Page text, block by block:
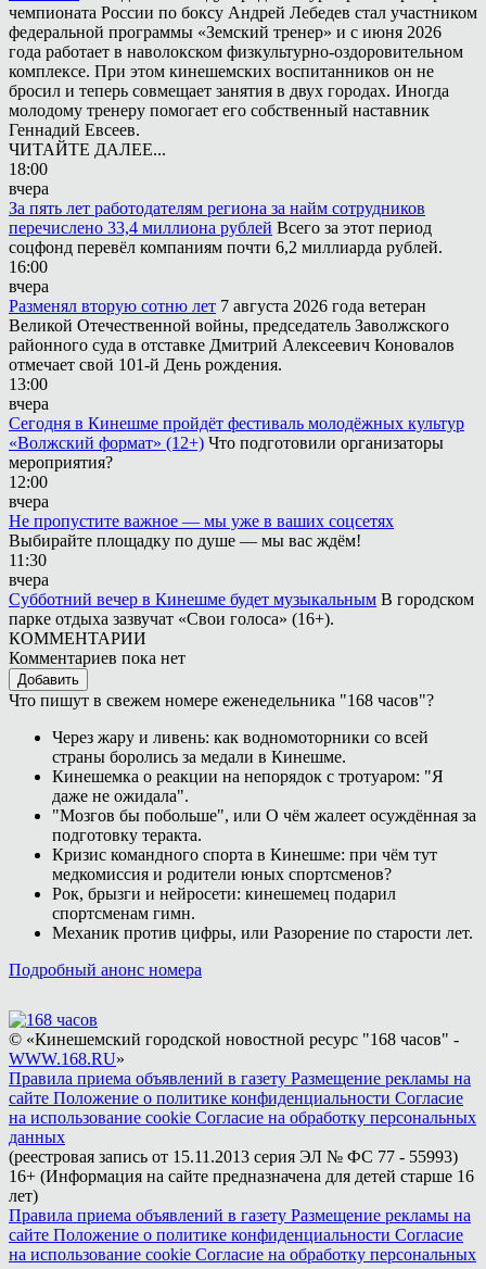
чемпионата России по боксу Андрей Лебедев стал участником
федеральной программы «Земский тренер» и с июня 2026
года работает в наволокском физкультурно-оздоровительном
комплексе. При этом кинешемских воспитанников он не
бросил и теперь совмещает занятия в двух городах. Иногда
молодому тренеру помогает его собственный наставник
Геннадий Евсеев.
ЧИТАЙТЕ ДАЛЕЕ...
18:00
вчера
За пять лет работодателям региона за найм сотрудников
перечислено 33,4 миллиона рублей Всего за этот период
соцфонд перевёл компаниям почти 6,2 миллиарда рублей.
16:00
вчера
Разменял вторую сотню лет 7 августа 2026 года ветеран
Великой Отечественной войны, председатель Заволжского
районного суда в отставке Дмитрий Алексеевич Коновалов
отмечает свой 101-й День рождения.
13:00
вчера
Сегодня в Кинешме пройдёт фестиваль молодёжных культур
«Волжский формат» (12+) Что подготовили организаторы
мероприятия?
12:00
вчера
Не пропустите важное — мы уже в ваших соцсетях
Выбирайте площадку по душе — мы вас ждём!
11:30
вчера
Субботний вечер в Кинешме будет музыкальным В городском
парке отдыха зазвучат «Свои голоса» (16+).
КОММЕНТАРИИ
Комментариев пока нет
Добавить
Что пишут в свежем номере еженедельника "168 часов"?
Через жару и ливень: как водномоторники со всей
страны боролись за медали в Кинешме.
Кинешемка о реакции на непорядок с тротуаром: "Я
даже не ожидала".
"Мозгов бы побольше", или О чём жалеет осуждённая за
подготовку теракта.
Кризис командного спорта в Кинешме: при чём тут
медкомиссия и родители юных спортсменов?
Рок, брызги и нейросети: кинешемец подарил
спортсменам гимн.
Механик против цифры, или Разорение по старости лет.
Подробный анонс номера
© «Кинешемский городской новостной ресурс "168 часов" -
WWW.168.RU»
Правила приема объявлений в газету Размещение рекламы на
сайте Положение о политике конфиденциальности Согласие
на использование cookie Согласие на обработку персональных
данных
(реестровая запись от 15.11.2013 серия ЭЛ № ФС 77 - 55993)
16+ (Информация на сайте предназначена для детей старше 16
лет)
Правила приема объявлений в газету Размещение рекламы на
сайте Положение о политике конфиденциальности Согласие
на использование cookie Согласие на обработку персональных